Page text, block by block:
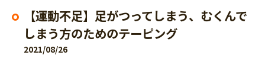
【運動不足】足がつってしまう、むくんで
しまう方のためのテーピング
2021/08/26